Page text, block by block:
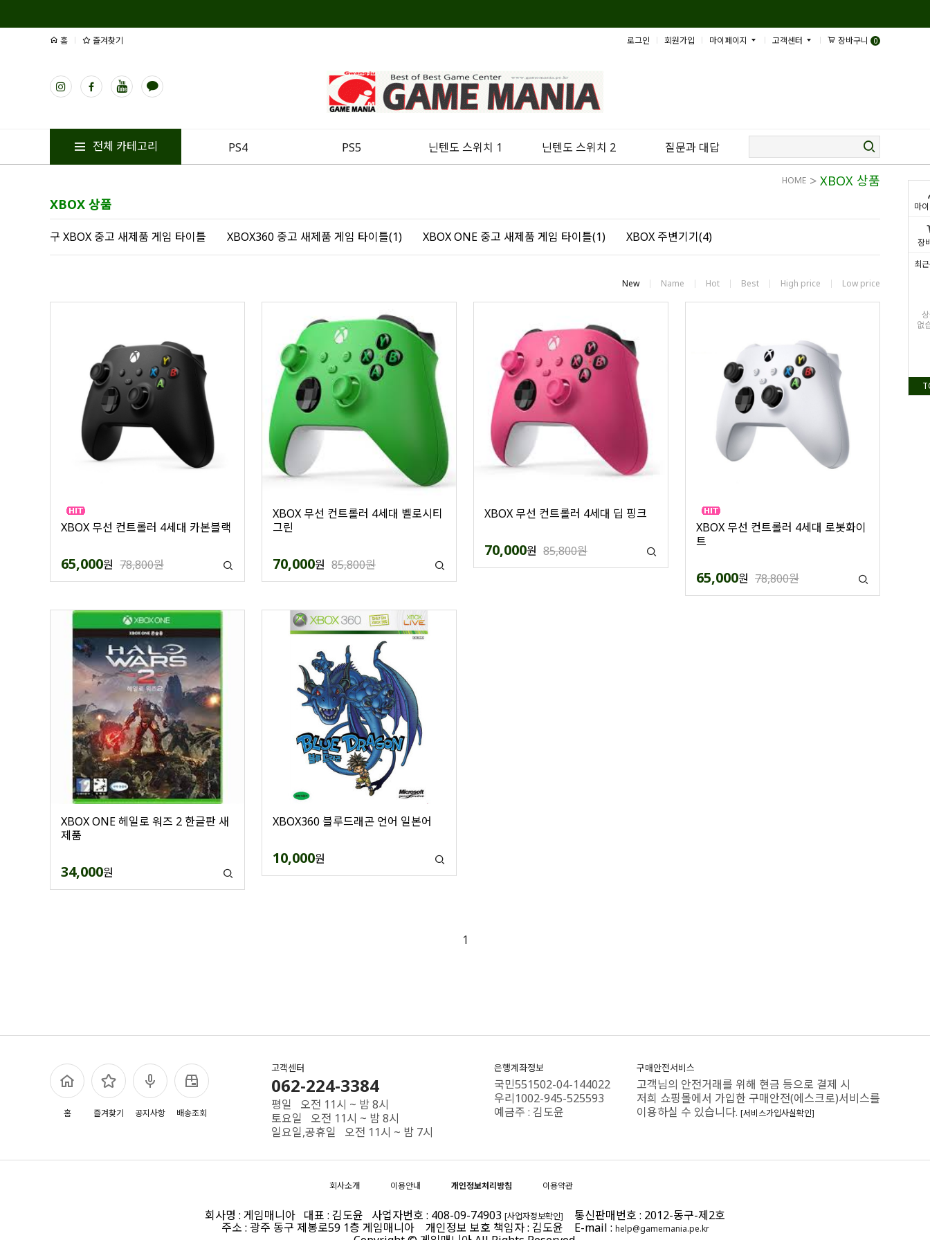
마
장
최
없
홈 즐겨찾기 로그인 회원가입 마이페이지 고객센터 장바구니 0
전체 카테고리 PS4 PS5 닌텐도 스위치 1 닌텐도 스위치 2 질문과 대답
HOME > XBOX 상품
XBOX 상품
구 XBOX 중고 새제품 게임 타이틀 XBOX360 중고 새제품 게임 타이틀(1) XBOX ONE 중고 새제품 게임 타이틀(1) XBOX 주변기기(4)
New Name Hot Best High price Low price
XBOX 무선 컨트롤러 4세대 카본블랙
65,000원 78,800원
XBOX 무선 컨트롤러 4세대 벨로시티
그린
70,000원 85,800원
XBOX 무선 컨트롤러 4세대 딥 핑크
70,000원 85,800원
XBOX 무선 컨트롤러 4세대 로봇화이
트
65,000원 78,800원
XBOX ONE 헤일로 워즈 2 한글판 새
제품
34,000원
XBOX360 블루드래곤 언어 일본어
10,000원
1
홈 즐겨찾기 공지사항 배송조회
고객센터
062-224-3384
평일 오전 11시 ~ 밤 8시
토요일 오전 11시 ~ 밤 8시
일요일,공휴일 오전 11시 ~ 밤 7시
은행계좌정보
국민551502-04-144022
우리1002-945-525593
예금주 : 김도윤
구매안전서비스
고객님의 안전거래를 위해 현금 등으로 결제 시
저희 쇼핑몰에서 가입한 구매안전(에스크로)서비스를
이용하실 수 있습니다. [서비스가입사실확인]
회사소개 이용안내 개인정보처리방침 이용약관
회사명 : 게임매니아 대표 : 김도윤 사업자번호 : 408-09-74903 [사업자정보확인]
통신판매번호 : 2012-동구-제2호
주소 : 광주 동구 제봉로59 1층 게임매니아 개인정보 보호 책임자 : 김도윤 E-mail : help@gamemania.pe.kr